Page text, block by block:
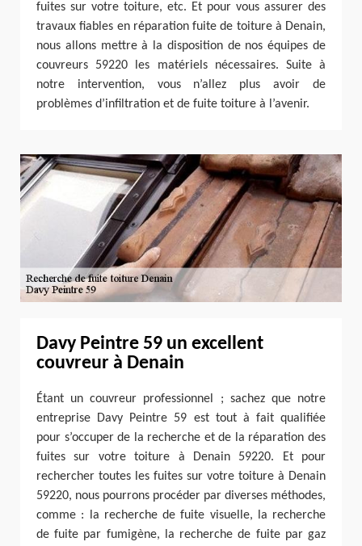
fuites sur votre toiture, etc. Et pour vous assurer des
travaux fiables en réparation fuite de toiture à Denain,
nous allons mettre à la disposition de nos équipes de
couvreurs 59220 les matériels nécessaires. Suite à
notre intervention, vous n’allez plus avoir de
problèmes d’infiltration et de fuite toiture à l’avenir.
Davy Peintre 59 un excellent
couvreur à Denain
Étant un couvreur professionnel ; sachez que notre
entreprise Davy Peintre 59 est tout à fait qualifiée
pour s’occuper de la recherche et de la réparation des
fuites sur votre toiture à Denain 59220. Et pour
rechercher toutes les fuites sur votre toiture à Denain
59220, nous pourrons procéder par diverses méthodes,
comme : la recherche de fuite visuelle, la recherche
de fuite par fumigène, la recherche de fuite par gaz